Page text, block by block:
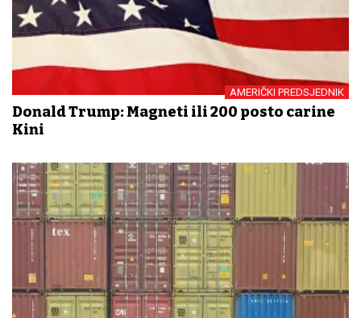
AMERIČKI PREDSJEDNIK
Donald Trump: Magneti ili 200 posto carine
Kini